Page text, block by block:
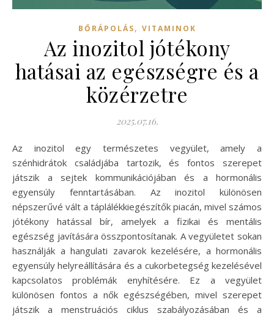
BŐRÁPOLÁS, VITAMINOK
Az inozitol jótékony
hatásai az egészségre és a
közérzetre
2025.07.16.
Az inozitol egy természetes vegyület, amely a
szénhidrátok családjába tartozik, és fontos szerepet
játszik a sejtek kommunikációjában és a hormonális
egyensúly fenntartásában. Az inozitol különösen
népszerűvé vált a táplálékkiegészítők piacán, mivel számos
jótékony hatással bír, amelyek a fizikai és mentális
egészség javítására összpontosítanak. A vegyületet sokan
használják a hangulati zavarok kezelésére, a hormonális
egyensúly helyreállítására és a cukorbetegség kezelésével
kapcsolatos problémák enyhítésére. Ez a vegyület
különösen fontos a nők egészségében, mivel szerepet
játszik a menstruációs ciklus szabályozásában és a